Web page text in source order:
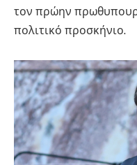
τον πρώην
πολιτικό προσκήνιο.